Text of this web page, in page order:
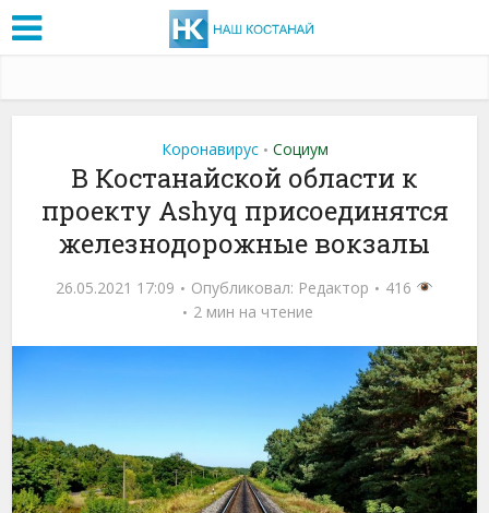
Коронавирус • Социум
В Костанайской области к
проекту Ashyq присоединятся
железнодорожные вокзалы
26.05.2021 17:09 Опубликовал: Редактор
416
2 мин на чтение